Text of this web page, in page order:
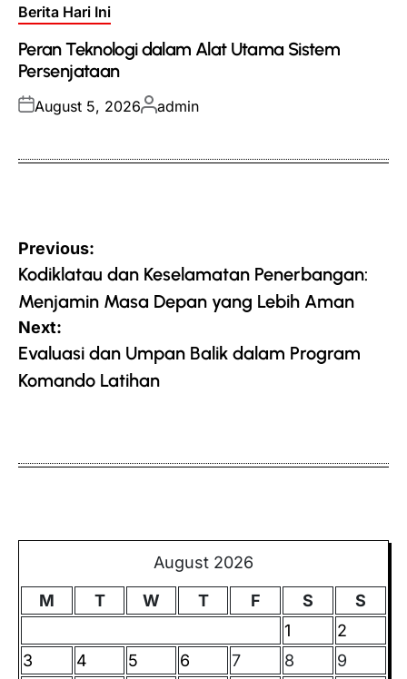
Posted
Berita Hari Ini
Peran Teknologi dalam Alat Utama Sistem
Persenjataan
Posted
August 5, 2026Posted
admin
Post
navigation
Previous:
Kodiklatau dan Keselamatan Penerbangan:
Menjamin Masa Depan yang Lebih Aman
Next:
Evaluasi dan Umpan Balik dalam Program
Komando Latihan
August 2026
M
T W T F S
S
1
2
3
4 5 6 7 8
9